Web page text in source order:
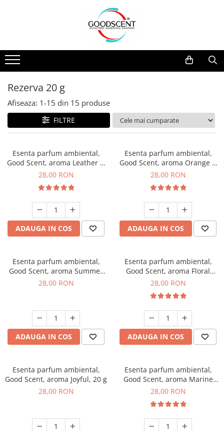
Pachete Promo
Dispozitive de Parfumare
Esente Parfum Ambiental
Rezerve Spray Good Scent
Odorizant cu Pulverizator
Site Pisoar
Dispozitive de Parfumare Ambientală
Auto
Rezidențiale
Comerciale
Industriale (HVAC)
Esente Parfum Ambiental
Mostre
Rezerva 10 g
Rezerva 20 g
Rezerva 100 g
Rezerva 200 g
Rezerva 500 g
Rezerva 20 g
Afiseaza: 1-15 din 15 produse
FILTRE
Esenta parfum ambiental,
Good Scent, aroma Leather &
Black Oudh, 20 g
28,00 RON
ADAUGA IN COS
Esenta parfum ambiental,
Good Scent, aroma Orange &
Fresh Cinnamon, 20 g
28,00 RON
ADAUGA IN COS
Esenta parfum ambiental,
Good Scent, aroma Summer
Melon, 20 g
28,00 RON
ADAUGA IN COS
Esenta parfum ambiental,
Good Scent, aroma Floral
Bouquet, 20 g
28,00 RON
ADAUGA IN COS
Esenta parfum ambiental,
Good Scent, aroma Joyful, 20 g
28,00 RON
Esenta parfum ambiental,
Good Scent, aroma Marine
Breeze, 20 g
28,00 RON